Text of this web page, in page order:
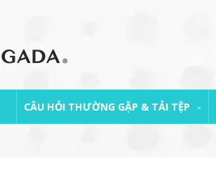
CÂU HỎI THƯỜNG GẶP & TẢI TỆP